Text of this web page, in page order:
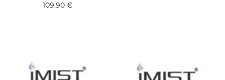
109,90 €